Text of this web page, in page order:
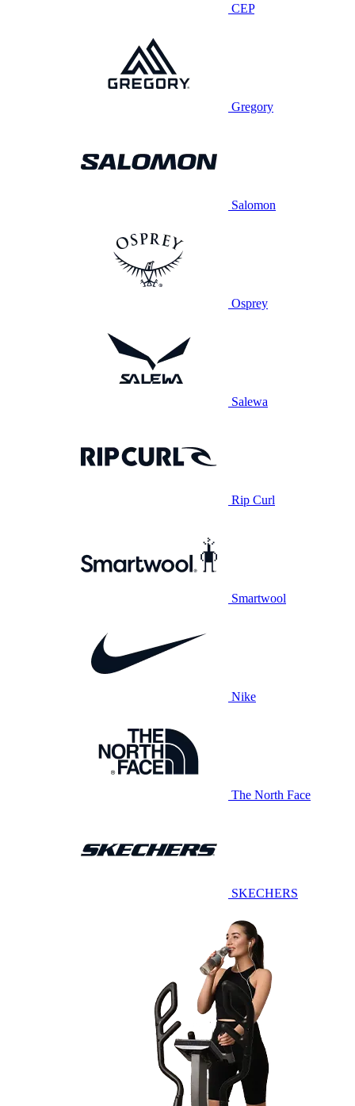
CEP
Gregory
Salomon
Osprey
Salewa
Rip Curl
Smartwool
Nike
The North Face
SKECHERS